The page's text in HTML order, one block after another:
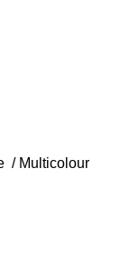
/ Multicolour